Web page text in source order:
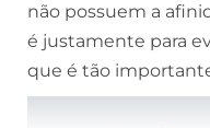
não possuem a
é justamente para
que é tão